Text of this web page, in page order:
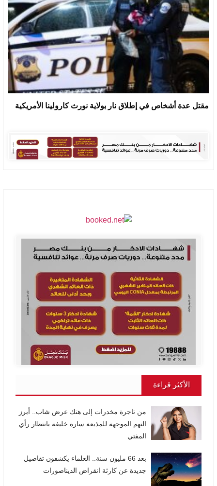
مقتل عدة أشخاص في إطلاق نار بولاية نورث كارولينا الأمريكية
الأكثر قراءة
من تاجرة مخدرات إلى هتك عرض شاب.. أبرز
التهم الموجهة للمذيعة سارة خليفة بانتظار رأي
المفتي
بعد 66 مليون سنة.. العلماء يكشفون تفاصيل
جديدة عن كارثة انقراض الديناصورات